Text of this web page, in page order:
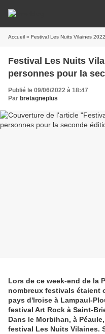
Accueil » Festival Les Nuits Vilaines
Festival Les Nuits
personnes pour la
Publié le 09/06/2022 à 18:47
Par bretagneplus
Lors de ce week-end de la
nombreux festivals étaient
pays d'Iroise à Lampaul-
festival Art Rock à Saint-
Dans le Morbihan, à
festival Les Nuits Vilaines.